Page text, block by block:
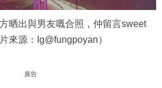
晒出與男友嘅合照，仲留言sweet
來源：Ig@fungpoyan）
廣告